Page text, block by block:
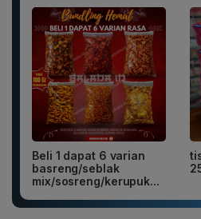
Beli 1 dapat 6 varian
basreng/seblak
mix/sosreng/kerupuk...